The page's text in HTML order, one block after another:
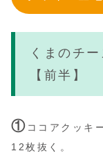
くまのチ
【前半】
① ココアクッキ
12枚抜く。